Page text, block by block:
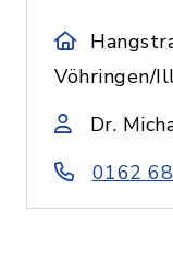
Vöhringen/
Dr.
0162